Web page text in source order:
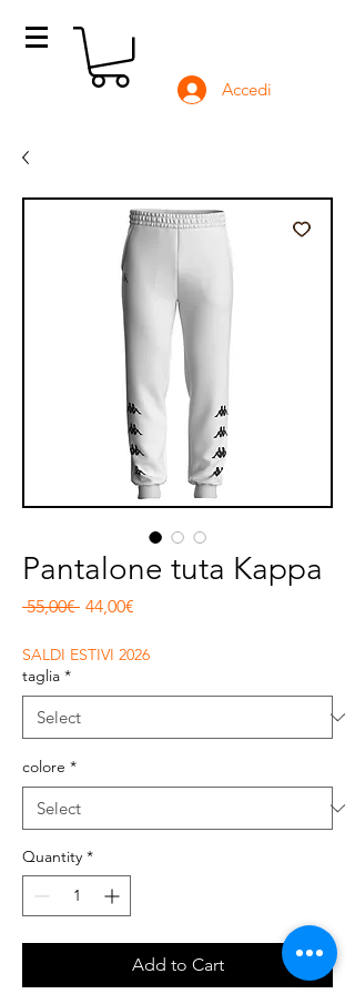
Accedi
Pantalone tuta Kappa
55,00€ Regular Price
44,00€
SALDI ESTIVI 2026
taglia *
colore *
Quantity *
Add to Cart